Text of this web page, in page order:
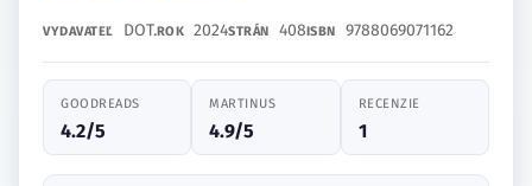
VYDAVATEĽ DOT.ROK 2024STRÁN 408ISBN 9788069071162
GOODREADS
4.2/5
MARTINUS
4.9/5
RECENZIE
1